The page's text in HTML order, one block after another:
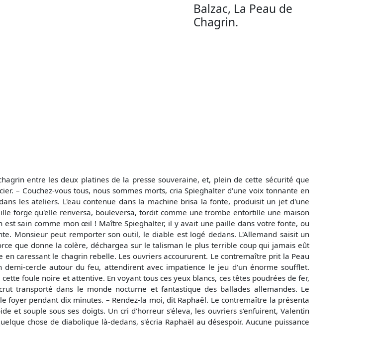
Balzac, La Peau de
Chagrin.
entre les deux platines de la presse souveraine, et, plein de cette sécurité que
– Couchez-vous tous, nous sommes morts, cria Spieghalter d'une voix tonnante en
les ateliers. L'eau contenue dans la machine brisa la fonte, produisit un jet d'une
forge qu'elle renversa, bouleversa, tordit comme une trombe entortille une maison
sain comme mon œil ! Maître Spieghalter, il y avait une paille dans votre fonte, ou
Monsieur peut remporter son outil, le diable est logé dedans. L'Allemand saisit un
que donne la colère, déchargea sur le talisman le plus terrible coup qui jamais eût
caressant le chagrin rebelle. Les ouvriers accoururent. Le contremaître prit la Peau
cercle autour du feu, attendirent avec impatience le jeu d'un énorme soufflet.
foule noire et attentive. En voyant tous ces yeux blancs, ces têtes poudrées de fer,
transporté dans le monde nocturne et fantastique des ballades allemandes. Le
foyer pendant dix minutes. – Rendez-la moi, dit Raphaël. Le contremaître la présenta
et souple sous ses doigts. Un cri d'horreur s'éleva, les ouvriers s'enfuirent, Valentin
chose de diabolique là-dedans, s'écria Raphaël au désespoir. Aucune puissance